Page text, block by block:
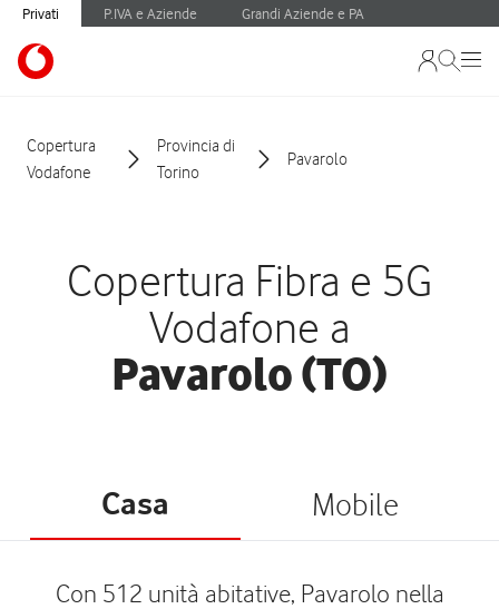
Privati P.IVA e Aziende Grandi Aziende e PA
Copertura
Vodafone
Provincia di
Torino
Pavarolo
Copertura Fibra e 5G
Vodafone a
Pavarolo (TO)
Casa Mobile
Con 512 unità abitative, Pavarolo nella